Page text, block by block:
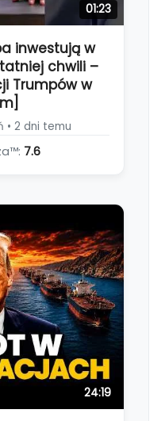
01:23
inwestują w
chwili –
Trumpów w
• 2 dni temu
7.6
24:19